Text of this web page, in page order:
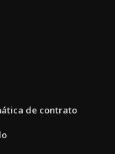
de contrato